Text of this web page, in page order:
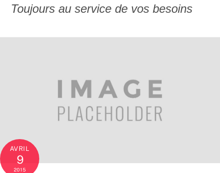
Toujours au service de vos besoins
AVRIL
9
2015